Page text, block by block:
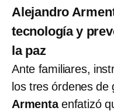
Alejandro
tecnología y
la paz
Ante familiares,
los tres órdenes de
Armentaenfatizó